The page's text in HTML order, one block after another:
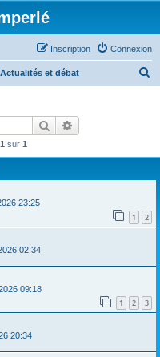
Connexion
Inscription
Actualités et débat
e
Rechercher
1 sur 1
23:25
1 2
02:34
09:18
1 2 3
20:34